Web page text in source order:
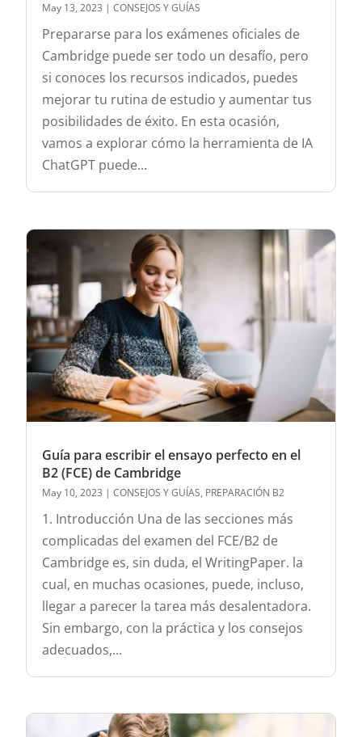
May 13, 2023 |CONSEJOS Y GUÍAS
Prepararse para los exámenes oficiales de
Cambridge puede ser todo un desafío, pero
si conoces los recursos indicados, puedes
mejorar tu rutina de estudio y aumentar tus
posibilidades de éxito. En esta ocasión,
vamos a explorar cómo la herramienta de IA
ChatGPT puede...
Guía para escribir el ensayo perfecto en el
B2 (FCE) de Cambridge
May 10, 2023 |CONSEJOS Y GUÍAS, PREPARACIÓN B2
1. Introducción Una de las secciones más
complicadas del examen del FCE/B2 de
Cambridge es, sin duda, el WritingPaper. la
cual, en muchas ocasiones, puede, incluso,
llegar a parecer la tarea más desalentadora.
Sin embargo, con la práctica y los consejos
adecuados,...